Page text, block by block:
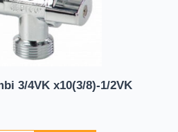
3/4VK x10(3/8)-1/2VK